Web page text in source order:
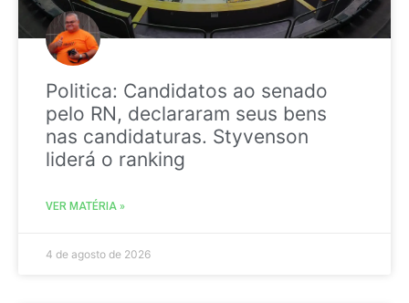
Politica: Candidatos ao senado
pelo RN, declararam seus bens
nas candidaturas. Styvenson
liderá o ranking
VER MATÉRIA »
4 de agosto de 2026